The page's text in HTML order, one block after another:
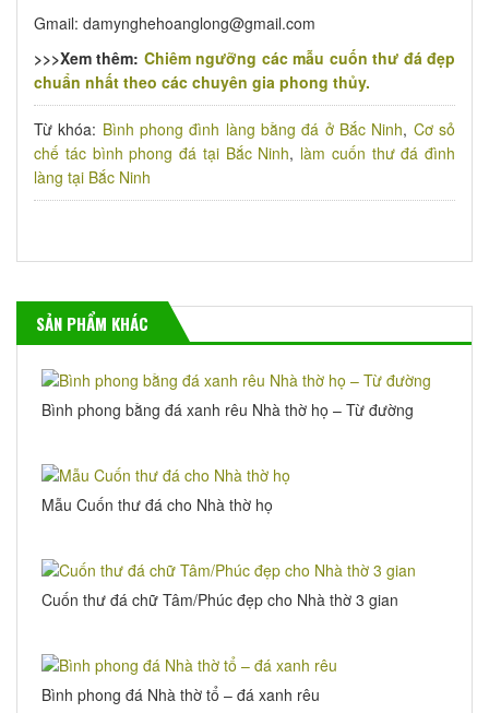
Gmail: damynghehoanglong@gmail.com
>>>Xem thêm: Chiêm ngưỡng các mẫu cuốn thư đá đẹp
chuẩn nhất theo các chuyên gia phong thủy.
Từ khóa: Bình phong đình làng bằng đá ở Bắc Ninh, Cơ sỏ
chế tác bình phong đá tại Bắc Ninh, làm cuốn thư đá đình
làng tại Bắc Ninh
SẢN PHẨM KHÁC
Bình phong bằng đá xanh rêu Nhà thờ họ – Từ đường
Mẫu Cuốn thư đá cho Nhà thờ họ
Cuốn thư đá chữ Tâm/Phúc đẹp cho Nhà thờ 3 gian
Bình phong đá Nhà thờ tổ – đá xanh rêu